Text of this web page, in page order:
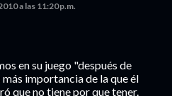
a las 11:20 p.m.
en su juego "después de
importancia de la que él
que no tiene por que tener.